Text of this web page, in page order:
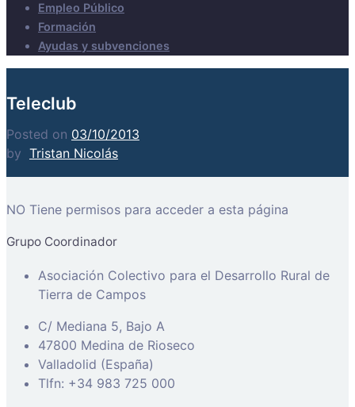
Empleo Público
Formación
Ayudas y subvenciones
Teleclub
Posted on 03/10/2013
by Tristan Nicolás
NO Tiene permisos para acceder a esta página
Grupo Coordinador
Asociación Colectivo para el Desarrollo Rural de
Tierra de Campos
C/ Mediana 5, Bajo A
47800 Medina de Rioseco
Valladolid (España)
Tlfn: +34 983 725 000